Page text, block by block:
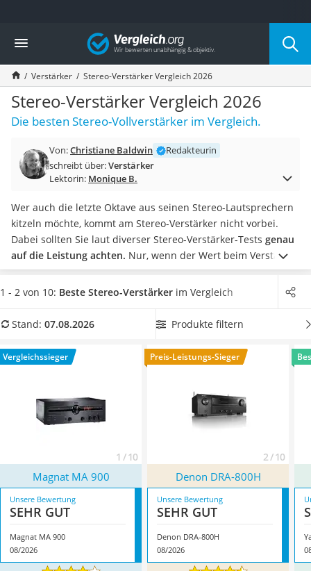
Die beliebtesten Vergleiche nach Kategorie
Elektronik
Powerstation
Monitor 32 Zoll 4K
Fernseher
Drucker
Desktop-PC
Diascanner
Laser-Multifunktionsdrucker
Powerstation mit Solarpanel
Gaming-PC
Soundbar
17-Zoll-Laptop
Satellitenschüssel
Gaming-Headset
Tablets unter 200 Euro
Lichtwecker
Acer Aspire
Vergleich
Verstärker Stereo-Verstärker Vergleich 2026
Stereo-Verstärker Vergleich 2026
Die besten Stereo-Vollverstärker im Vergleich.
Von:Christiane Baldwin
Redakteurin
schreibt über:Verstärker
Lektorin: Monique B.
Wer auch die letzte Oktave aus seinen Stereo-Lautsprechern
kitzeln möchte, kommt am Stereo-Verstärker nicht vorbei.
Dabei sollten Sie laut diverser Stereo-Verstärker-Tests genau
auf die Leistung achten. Nur, wenn der Wert beim Verstärker
genauso hoch ist, wie bei denLautsprechern, können Sie das
Maximum herausholen.
Je mehrCinch-, Coax- und digitale
können Sie anschließen. Geräte mit zeitgemäßen Aus- und
unserer Vergleichstabelle. Überzeugt hat uns hier im August
2026 besonders das Modell
Magnat MA 900* mit seinen
1 - 2 von 10: Beste Stereo-Verstärker im Vergleich
Stand: 07.08.2026 Produkte filtern
Vergleichssieger
1 / 10
Preis-Leistungs-Sieger
2 / 10
Magnat MA 900 Denon DRA-800H
Unsere Bewertung
SEHR GUT
Magnat MA 900
08/2026
Unsere Bewertung
SEHR GUT
Denon DRA-800H
08/2026